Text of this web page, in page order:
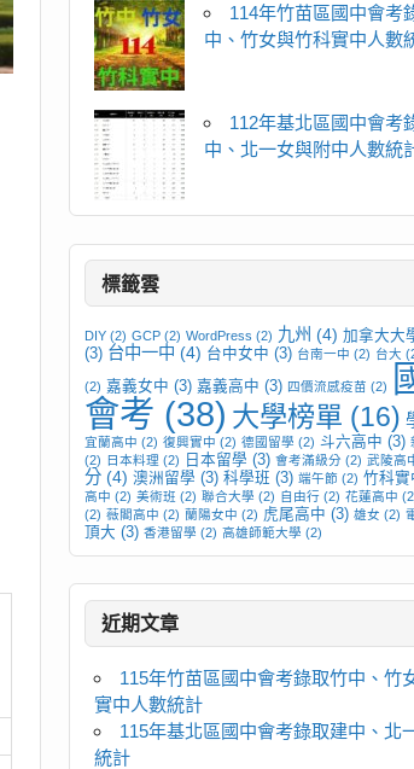
114年竹苗區國中會考
中、竹女與竹科實中人數
112年基北區國中會考
中、北一女與附中人數統
標籤雲
DIY (2) GCP (2) WordPress (2) 九州 (4) 加拿大大
(3) 台中一中 (4) 台中女中 (3) 台南一中 (2) 台大
(2) 嘉義女中 (3) 嘉義高中 (3) 四價流感疫苗 (2)
會考 (38) 大學榜單 (16)
宜蘭高中 (2) 復興實中 (2) 德國留學 (2) 斗六高中 (3)
(2) 日本料理 (2) 日本留學 (3) 會考滿級分 (2) 武陵高
分 (4) 澳洲留學 (3) 科學班 (3) 端午節 (2) 竹科實
高中 (2) 美術班 (2) 聯合大學 (2) 自由行 (2) 花蓮高中
(2) 薇閣高中 (2) 蘭陽女中 (2) 虎尾高中 (3) 雄女 (2)
頂大 (3) 香港留學 (2) 高雄師範大學 (2)
近期文章
115年竹苗區國中會考錄取竹中、竹
實中人數統計
115年基北區國中會考錄取建中、北
統計